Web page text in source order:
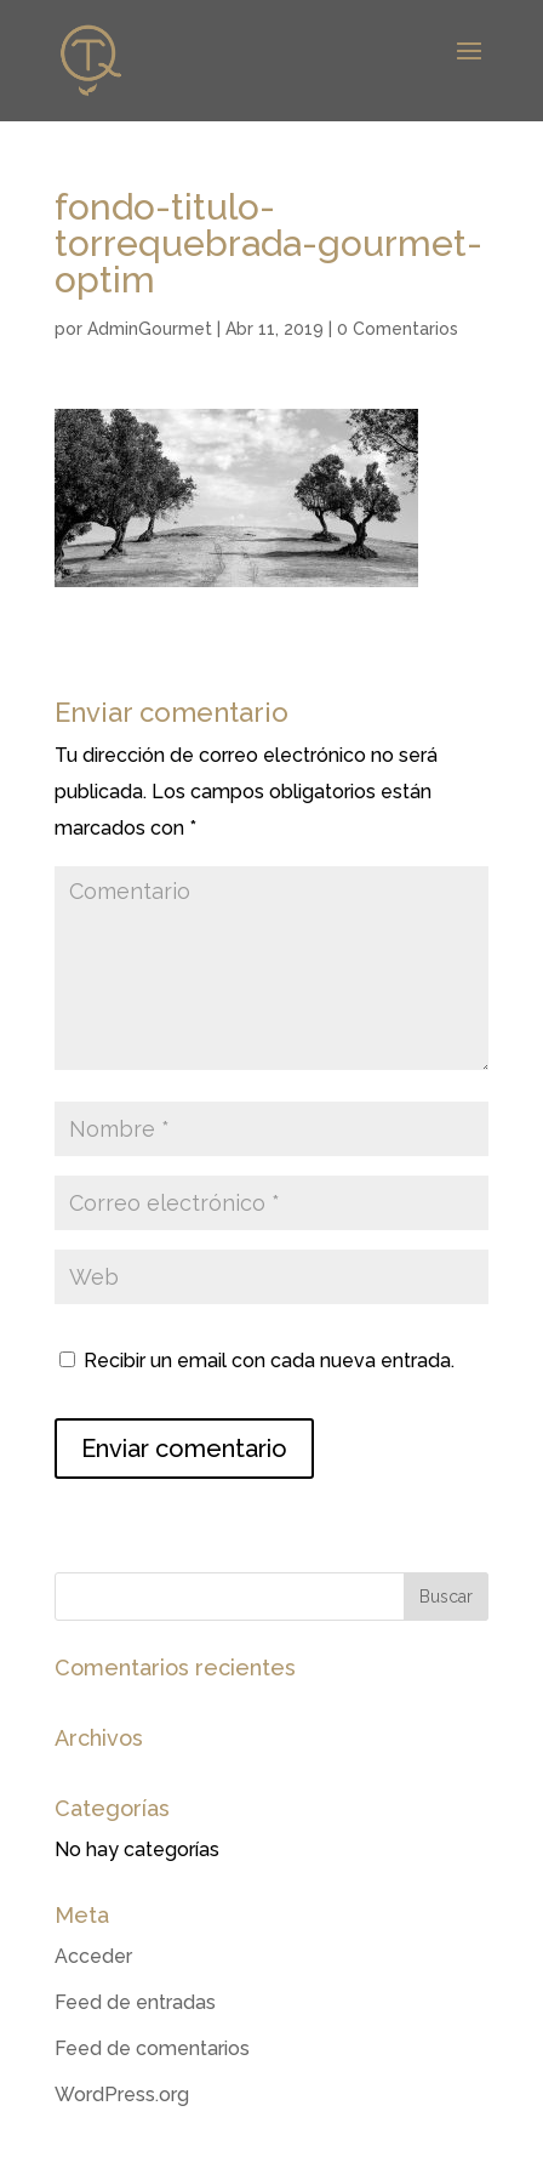
fondo-titulo-
torrequebrada-gourmet-
optim
por AdminGourmet Abr 11, 2019 0 Comentarios
Enviar comentario
Tu dirección de correo electrónico no será
publicada.Los campos obligatorios están
marcados con *
Recibir un email con cada nueva entrada.
Comentarios recientes
Archivos
Categorías
No hay categorías
Meta
Acceder
Feed de entradas
Feed de comentarios
WordPress.org